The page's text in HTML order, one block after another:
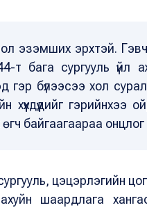
эзэмших эрхтэй.
т бага сургууль үйл
гэр бүлээсээ хол
хүүхдүүдийг
өгч байгаагаараа
цэцэрлэгийн
ахуйн шаардлага